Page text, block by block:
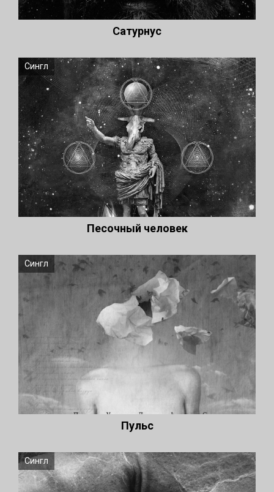
Сатурнус
Сингл
Песочный человек
Сингл
Пульс
Сингл